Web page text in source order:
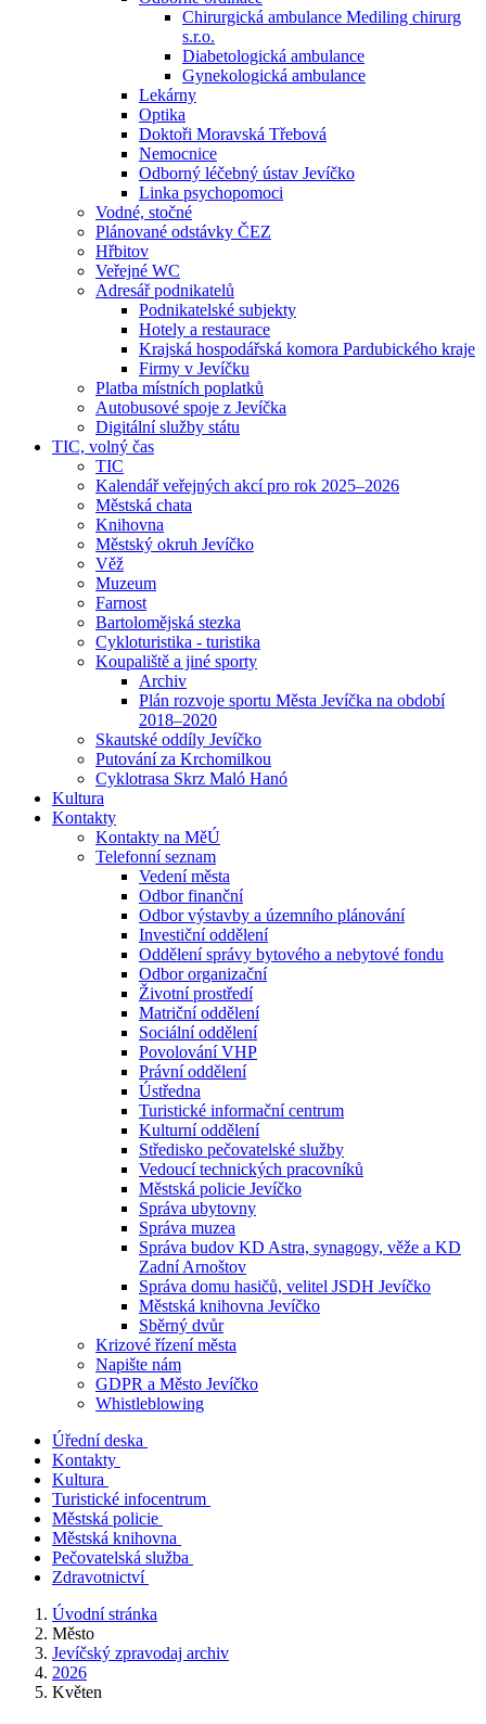
Chirurgická ambulance Mediling chirurg
s.r.o.
Diabetologická ambulance
Gynekologická ambulance
Lekárny
Optika
Doktoři Moravská Třebová
Nemocnice
Odborný léčebný ústav Jevíčko
Linka psychopomoci
Vodné, stočné
Plánované odstávky ČEZ
Hřbitov
Veřejné WC
Adresář podnikatelů
Podnikatelské subjekty
Hotely a restaurace
Krajská hospodářská komora Pardubického kraje
Firmy v Jevíčku
Platba místních poplatků
Autobusové spoje z Jevíčka
Digitální služby státu
TIC, volný čas
TIC
Kalendář veřejných akcí pro rok 2025–2026
Městská chata
Knihovna
Městský okruh Jevíčko
Věž
Muzeum
Farnost
Bartolomějská stezka
Cykloturistika - turistika
Koupaliště a jiné sporty
Archiv
Plán rozvoje sportu Města Jevíčka na období
2018–2020
Skautské oddíly Jevíčko
Putování za Krchomilkou
Cyklotrasa Skrz Maló Hanó
Kultura
Kontakty
Kontakty na MěÚ
Telefonní seznam
Vedení města
Odbor finanční
Odbor výstavby a územního plánování
Investiční oddělení
Oddělení správy bytového a nebytové fondu
Odbor organizační
Životní prostředí
Matriční oddělení
Sociální oddělení
Povolování VHP
Právní oddělení
Ústředna
Turistické informační centrum
Kulturní oddělení
Středisko pečovatelské služby
Vedoucí technických pracovníků
Městská policie Jevíčko
Správa ubytovny
Správa muzea
Správa budov KD Astra, synagogy, věže a KD
Zadní Arnoštov
Správa domu hasičů, velitel JSDH Jevíčko
Městská knihovna Jevíčko
Sběrný dvůr
Krizové řízení města
Napište nám
GDPR a Město Jevíčko
Whistleblowing
Úřední deska
Kontakty
Kultura
Turistické infocentrum
Městská policie
Městská knihovna
Pečovatelská služba
Zdravotnictví
Úvodní stránka
Město
Jevíčský zpravodaj archiv
2026
Květen